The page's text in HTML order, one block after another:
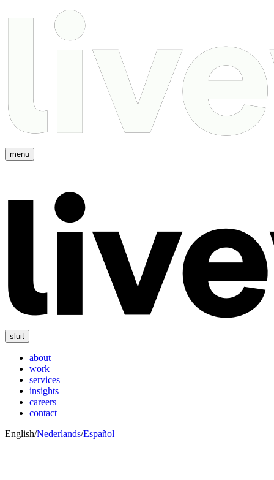
menu
sluit
about
work
services
insights
careers
contact
English/Nederlands/Español